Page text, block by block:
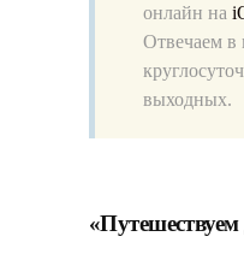
онлайн на
Отвечаем в
выходных.